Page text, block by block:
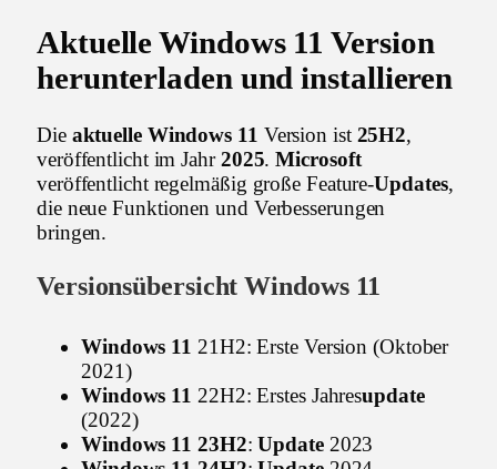
Aktuelle Windows 11 Version
herunterladen und installieren
Die aktuelle Windows 11 Version ist 25H2,
veröffentlicht im Jahr2025.Microsoft
veröffentlicht regelmäßig große Feature-Updates,
die neue Funktionen und Verbesserungen
bringen.
VersionsübersichtWindows 11
Windows 11 21H2: Erste Version (Oktober
2021)
Windows 11 22H2: Erstes Jahresupdate
(2022)
Windows 11 23H2:Update2023